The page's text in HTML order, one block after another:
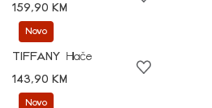
159,90 KM
Novo
TIFFANY
Hlače
143,90 KM
Novo